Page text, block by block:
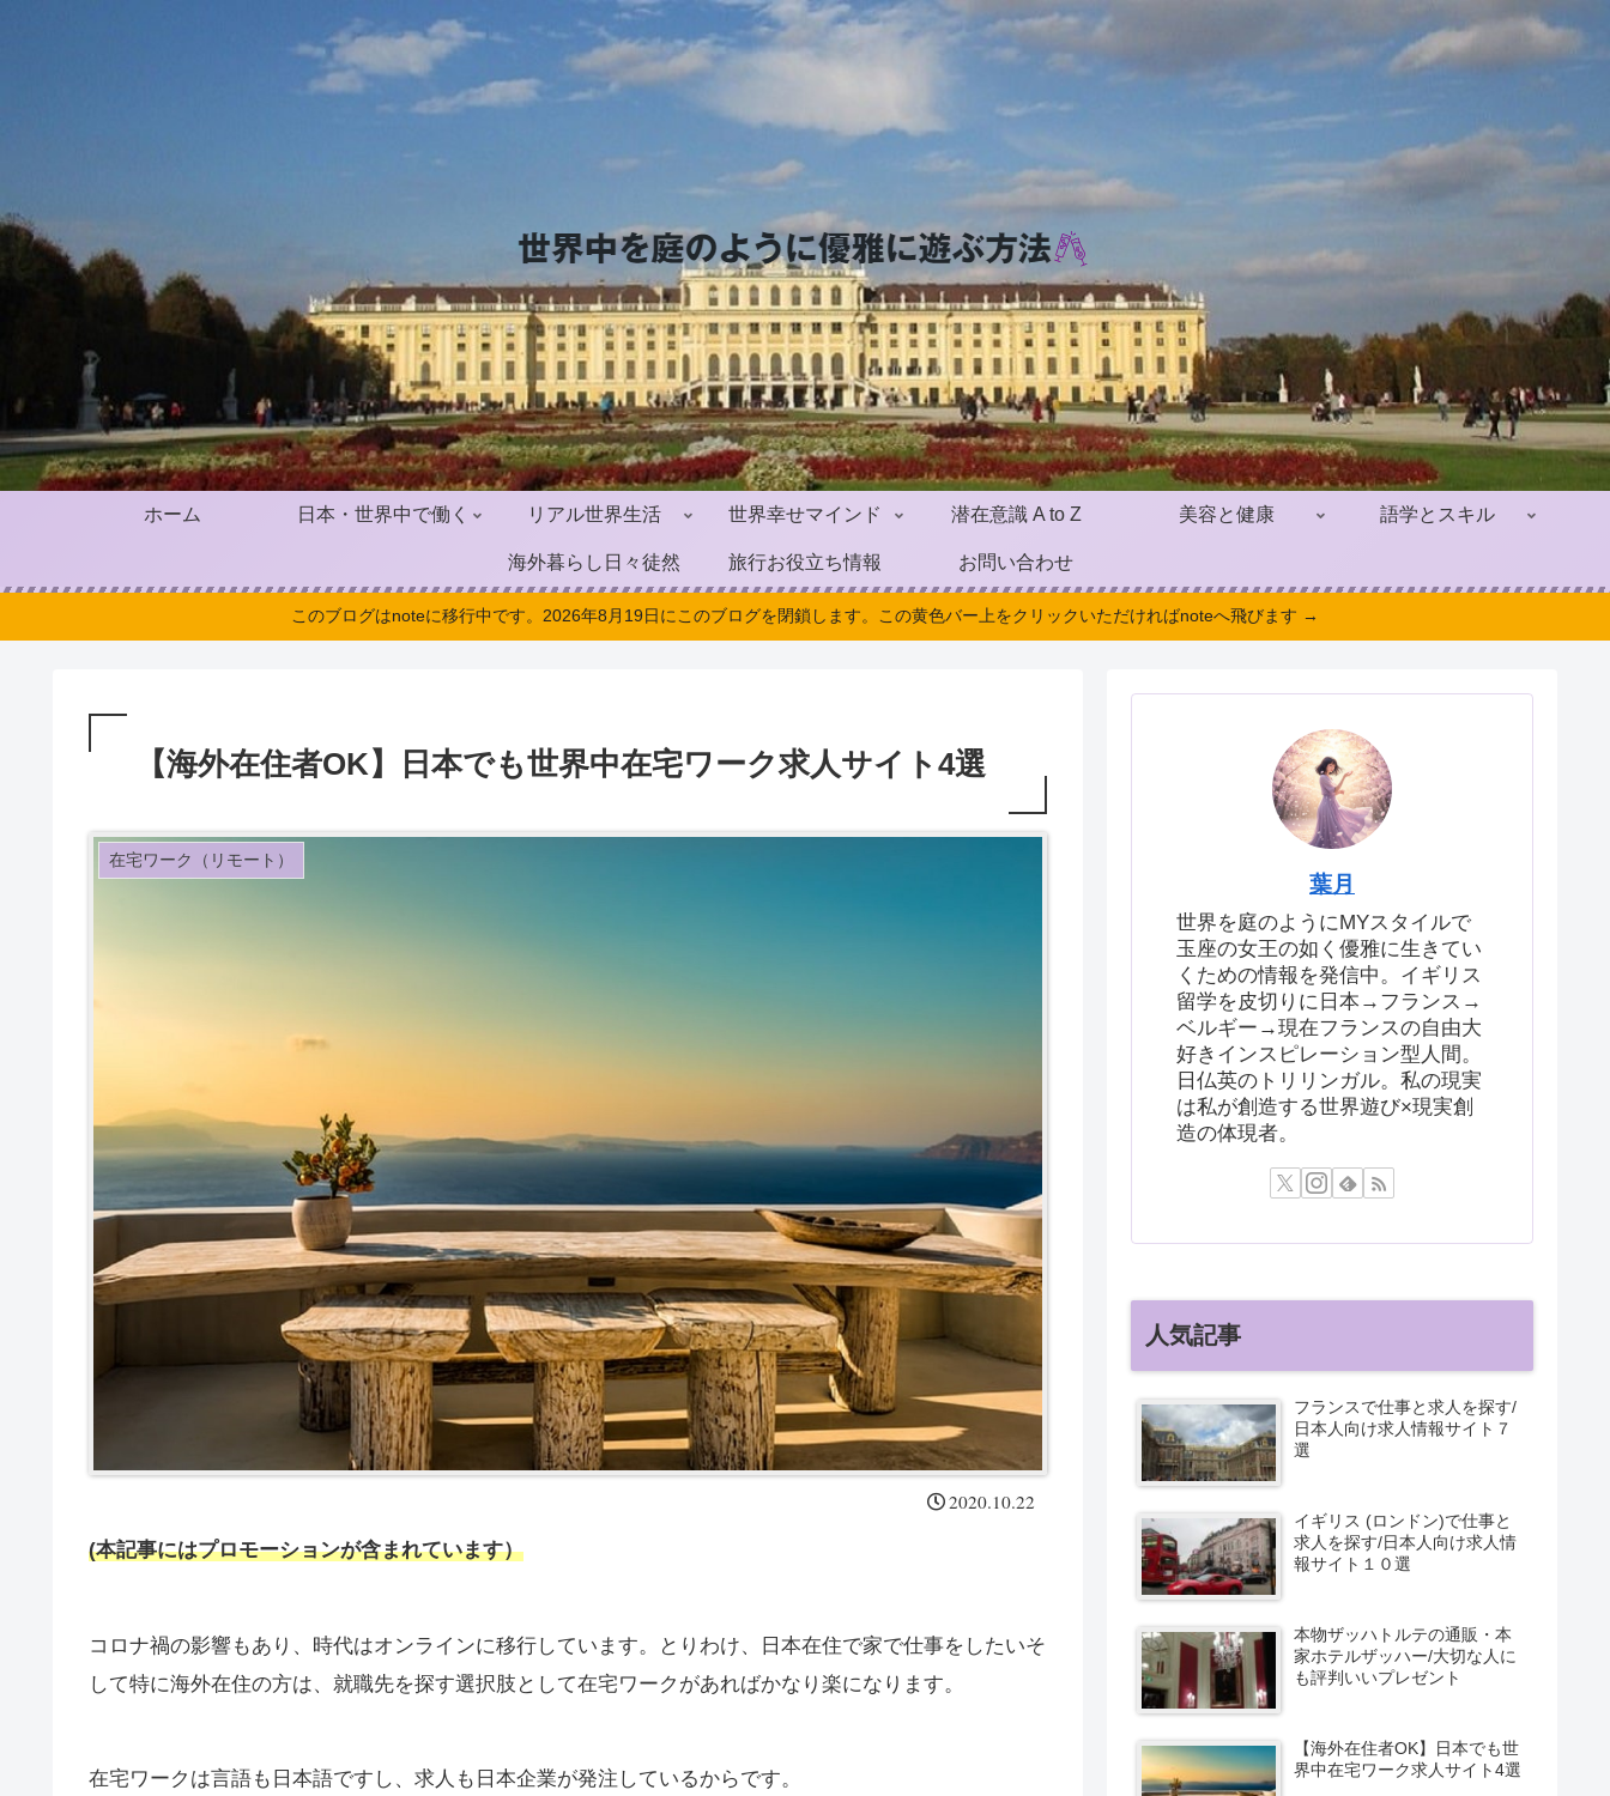
ホーム 日本・世界中で働く リアル世界生活 世界幸せマインド 潜在意識 A to Z 美容と健康 語学とスキル
海外暮らし日々徒然 旅行お役立ち情報 お問い合わせ
このブログはnoteに移行中です。2026年8月19日にこのブログを閉鎖します。この黄色バー上をクリックいただければnoteへ飛びます →
【海外在住者OK】日本でも世界中在宅ワーク求人サイト4選
在宅ワーク（リモート）
2020.10.22
(本記事にはプロモーションが含まれています）
コロナ禍の影響もあり、時代はオンラインに移行しています。とりわけ、日本在住で家で仕事をしたいそ
して特に海外在住の方は、就職先を探す選択肢として在宅ワークがあればかなり楽になります。
在宅ワークは言語も日本語ですし、求人も日本企業が発注しているからです。
葉月
世界を庭のようにMYスタイルで
玉座の女王の如く優雅に生きてい
くための情報を発信中。イギリス
留学を皮切りに日本→フランス→
ベルギー→現在フランスの自由大
好きインスピレーション型人間。
日仏英のトリリンガル。私の現実
は私が創造する世界遊び×現実創
造の体現者。
人気記事
フランスで仕事と求人を探す/
日本人向け求人情報サイト７
選
イギリス (ロンドン)で仕事と
求人を探す/日本人向け求人情
報サイト１０選
本物ザッハトルテの通販・本
家ホテルザッハー/大切な人に
も評判いいプレゼント
【海外在住者OK】日本でも世
界中在宅ワーク求人サイト4選